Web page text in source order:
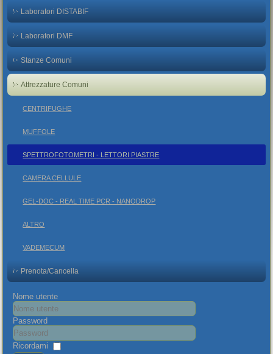
Laboratori DISTABIF
Laboratori DMF
Stanze Comuni
Attrezzature Comuni
CENTRIFUGHE
MUFFOLE
SPETTROFOTOMETRI - LETTORI PIASTRE
CAMERA CELLULE
GEL-DOC - REAL TIME PCR - NANODROP
ALTRO
VADEMECUM
Prenota/Cancella
Nome utente
Password
Ricordami